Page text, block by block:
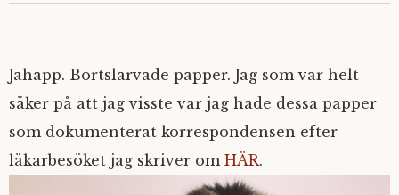
Jahapp. Bortslarvade papper. Jag som var helt
säker på att jag visste var jag hade dessa papper
som dokumenterat korrespondensen efter
läkarbesöket jag skriver om HÄR.